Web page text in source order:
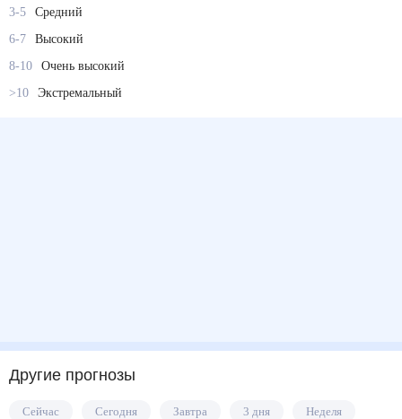
3-5
Средний
6-7
Высокий
8-10
Очень высокий
>10
Экстремальный
Другие прогнозы
Сейчас Сегодня Завтра 3 дня Неделя